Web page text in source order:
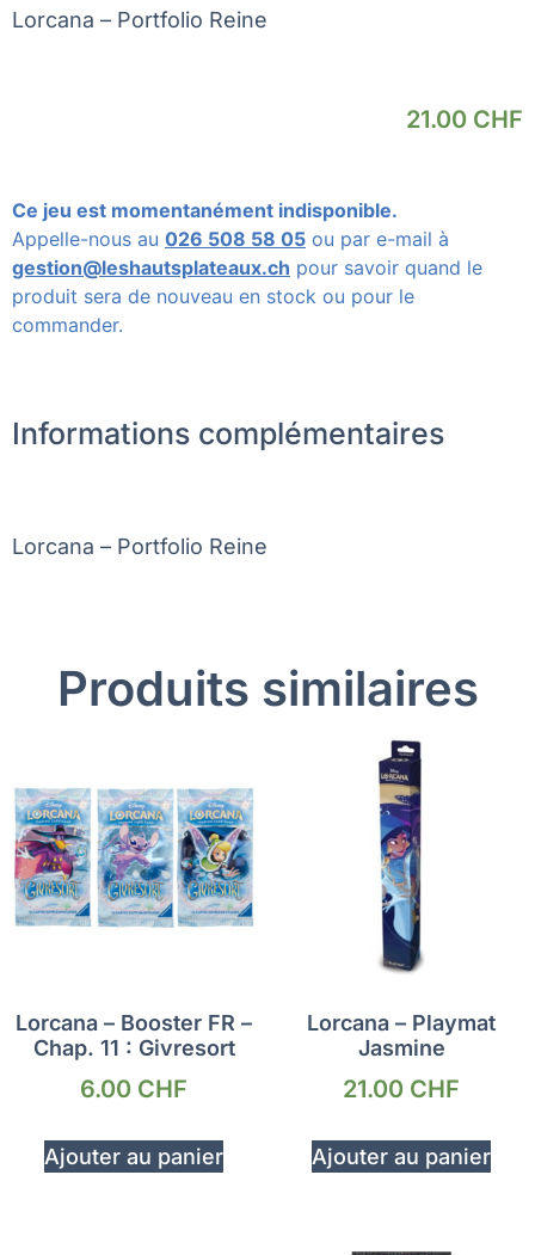
Lorcana – Portfolio Reine
21.00 CHF
Ce jeu est momentanément indisponible.
Appelle-nous au 026 508 58 05 ou par e-mail à
gestion@leshautsplateaux.ch pour savoir quand le
produit sera de nouveau en stock ou pour le
commander.
Informations complémentaires
Lorcana – Portfolio Reine
Produits similaires
Lorcana – Booster FR –
Chap. 11 : Givresort
6.00 CHF
Ajouter au panier
Lorcana – Playmat
Jasmine
21.00 CHF
Ajouter au panier